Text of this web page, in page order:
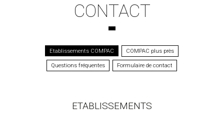
CONTACT
Etablissements COMPAC COMPAC plus près
Questions fréquentes Formulaire de contact
ETABLISSEMENTS